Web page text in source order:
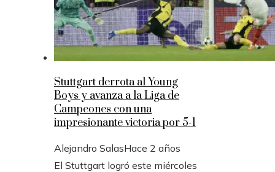
Stuttgart derrota al Young
Boys y avanza a la Liga de
Campeones con una
impresionante victoria por 5-1
Alejandro SalasHace 2 años
El Stuttgart logró este miércoles